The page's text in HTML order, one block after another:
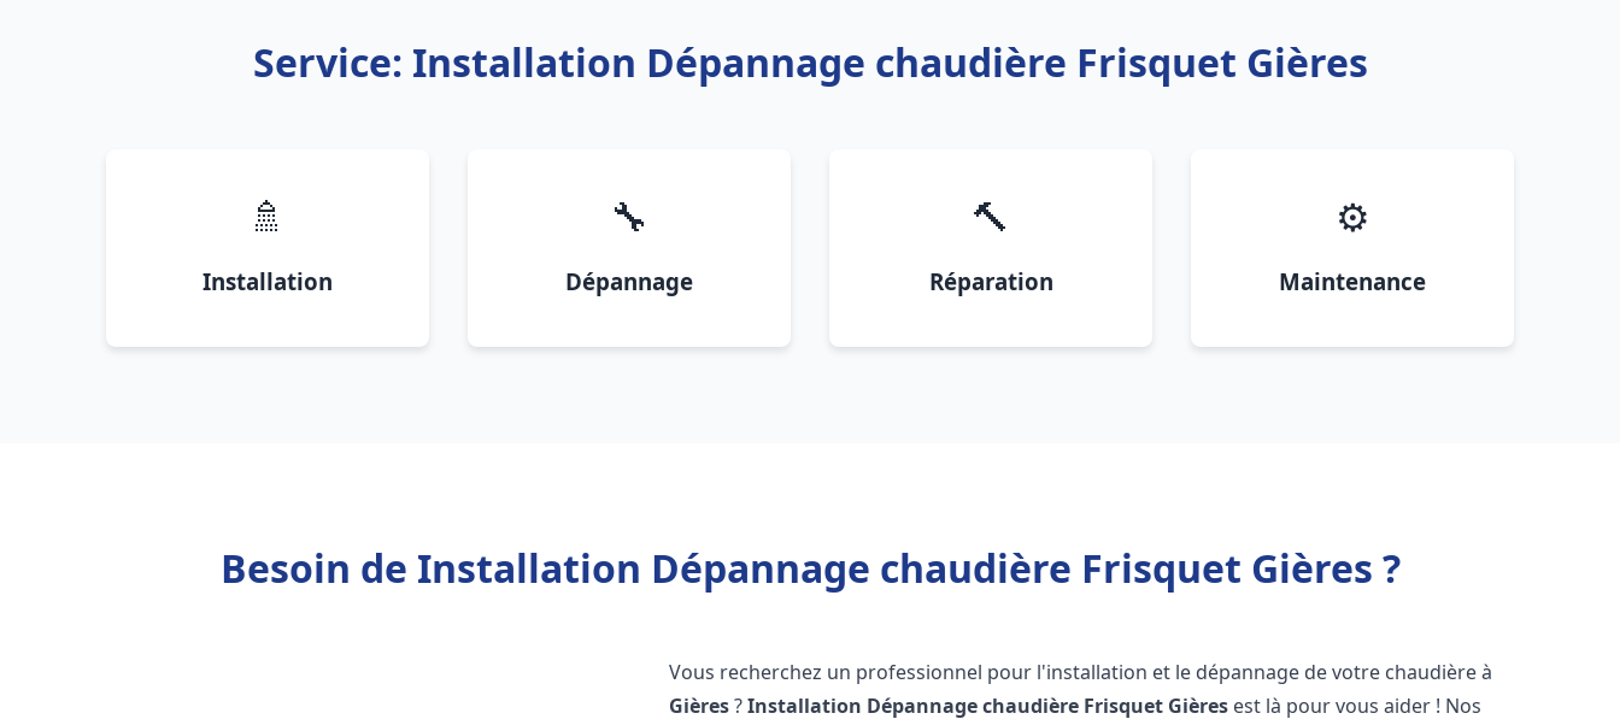
Service: Installation Dépannage chaudière Frisquet Gières
🚿
Installation
🔧
Dépannage
🔨
Réparation
⚙️
Maintenance
Besoin de Installation Dépannage chaudière Frisquet Gières ?
Vous recherchez un professionnel pour l'installation et le dépannage de votre chaudière à
Gières?Installation Dépannage chaudière Frisquet Gières est là pour vous aider ! Nos